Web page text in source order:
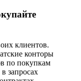
клиентов.
конторы
по покупкам
запросах